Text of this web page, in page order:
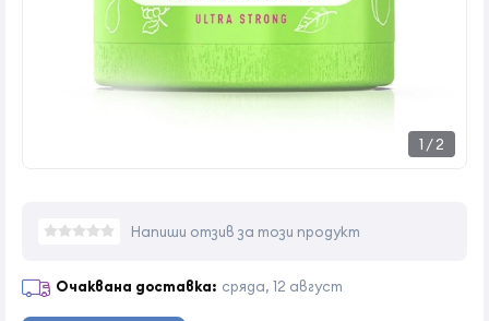
1 /2
Напиши отзив за този продукт
Очаквана доставка: сряда, 12 август